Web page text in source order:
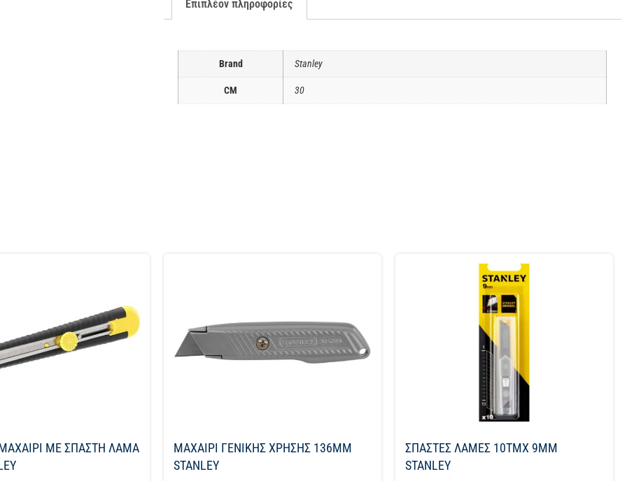
Επιπλέον πληροφορίες
Brand Stanley
CM 30
ΜΑΧΑΙΡΙ ME ΣΠΑΣΤΗ ΛΑΜΑ
ΜΑΧΑΙΡΙ ΓΕΝΙΚΗΣ ΧΡΗΣΗΣ 136ΜΜ
STANLEY
ΣΠΑΣΤΕΣ ΛΑΜΕΣ 10ΤΜΧ 9ΜΜ
STANLEY